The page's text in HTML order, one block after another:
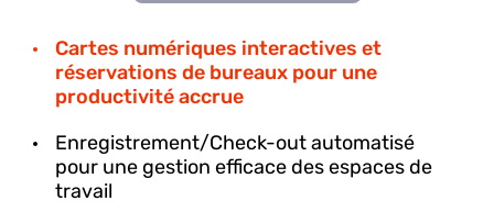
Cartes numériques interactives et
réservations de bureaux pour une
productivité accrue
Enregistrement/Check-out automatisé
pour une gestion efficace des espaces de
travail